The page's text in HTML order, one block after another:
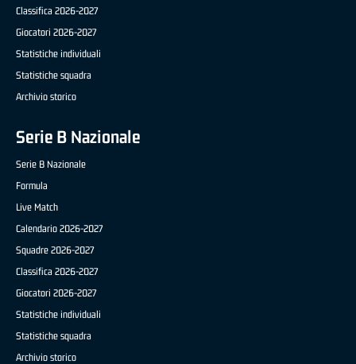
Classifica 2026-2027
Giocatori 2026-2027
Statistiche individuali
Statistiche squadra
Archivio storico
Serie B Nazionale
Serie B Nazionale
Formula
Live Match
Calendario 2026-2027
Squadre 2026-2027
Classifica 2026-2027
Giocatori 2026-2027
Statistiche individuali
Statistiche squadra
Archivio storico